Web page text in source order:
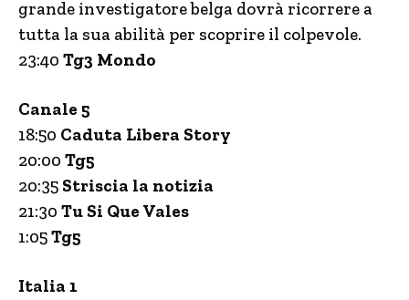
grande investigatore belga dovrà ricorrere a
tutta la sua abilità per scoprire il colpevole.
23:40 Tg3 Mondo
Canale 5
18:50 Caduta Libera Story
20:00 Tg5
20:35 Striscia la notizia
21:30 Tu Si Que Vales
1:05Tg5
Italia 1